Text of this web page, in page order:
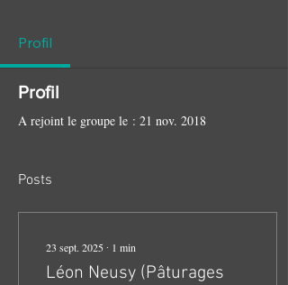
Profil
Profil
A rejoint le groupe le : 21 nov. 2018
Posts
23 sept. 2025 ∙ 1 min
Léon Neusy (Pâturages